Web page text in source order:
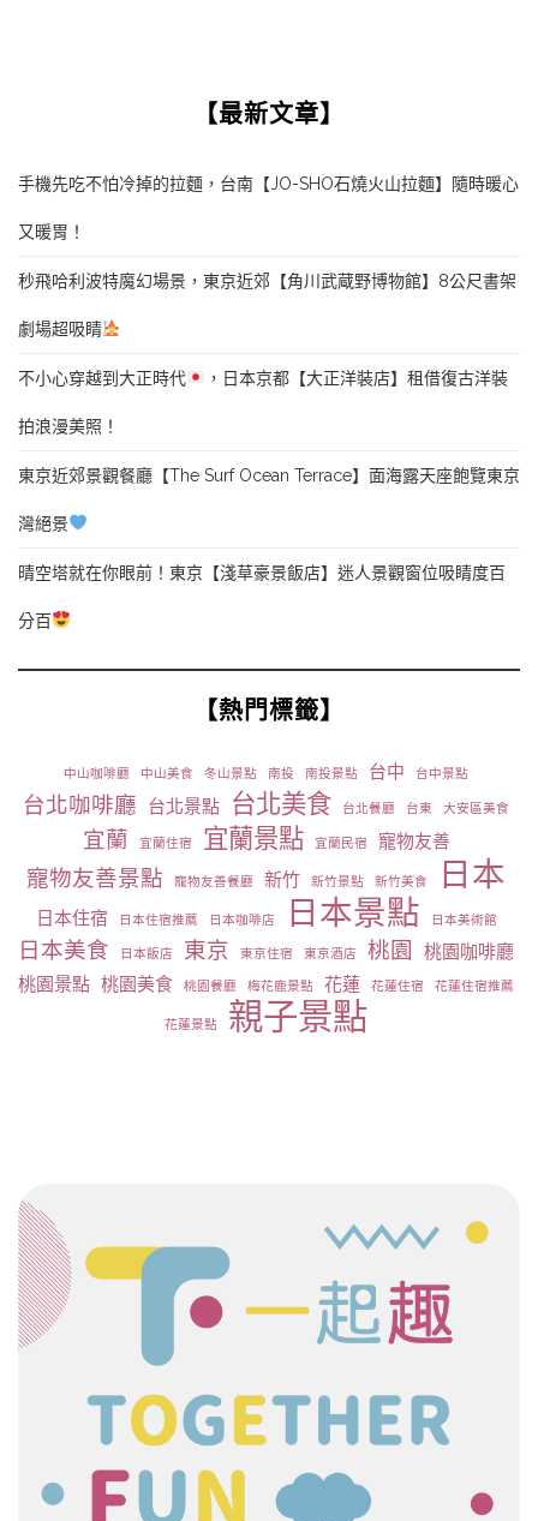
【最新文章】
手機先吃不怕冷掉的拉麵，台南【JO-SHO石燒火山拉麵】隨時暖心
又暖胃！
秒飛哈利波特魔幻場景，東京近郊【角川武蔵野博物館】8公尺書架
劇場超吸睛
不小心穿越到大正時代 ，日本京都【大正洋裝店】租借復古洋裝
拍浪漫美照！
東京近郊景觀餐廳【The Surf Ocean Terrace】面海露天座飽覽東京
灣絕景
晴空塔就在你眼前！東京【淺草豪景飯店】迷人景觀窗位吸睛度百
分百
【熱門標籤】
中山咖啡廳 中山美食 冬山景點 南投 南投景點 台中 台中景點
台北咖啡廳 台北景點 台北美食 台北餐廳 台東 大安區美食
宜蘭 宜蘭住宿 宜蘭景點 宜蘭民宿 寵物友善
寵物友善景點 寵物友善餐廳 新竹 新竹景點 新竹美食 日本
日本住宿 日本住宿推薦 日本咖啡店 日本景點 日本美術館
日本美食 日本飯店 東京 東京住宿 東京酒店 桃園
桃園咖啡廳
桃園景點 桃園美食 桃園餐廳 梅花鹿景點 花蓮 花蓮住宿 花蓮住宿推薦
花蓮景點 親子景點